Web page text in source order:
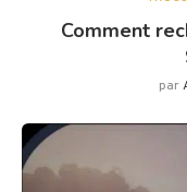
Comment
par